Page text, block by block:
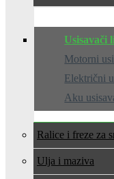
Usisavači
Motorni
Električni
Aku
Ralice i freze za
Ulja i maziva